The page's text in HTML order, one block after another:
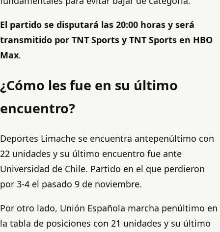
El partido se disputará las 20:00 horas y será
transmitido por TNT Sports y TNT Sports en HBO
Max.
¿Cómo les fue en su último
encuentro?
Deportes Limache se encuentra antepenúltimo con
22 unidades y su último encuentro fue ante
Universidad de Chile. Partido en el que perdieron
por 3-4 el pasado 9 de noviembre.
Por otro lado, Unión Española marcha penúltimo en
la tabla de posiciones con 21 unidades y su último